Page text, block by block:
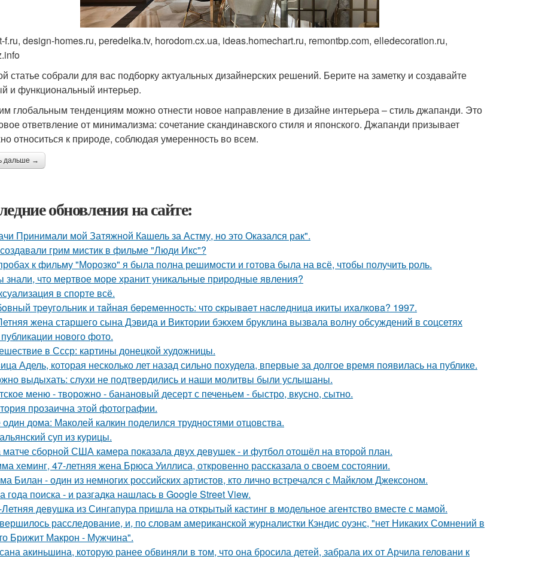
f.ru, design-homes.ru, peredelka.tv, horodom.cx.ua, ideas.homechart.ru, remontbp.com, elledecoration.ru,
статье собрали для вас подборку актуальных дизайнерских решений. Берите на заметку и создавайте
и функциональный интерьер.
глобальным тенденциям можно отнести новое направление в дизайне интерьера – стиль джапанди. Это
ответвление от минимализма: сочетание скандинавского стиля и японского. Джапанди призывает
относиться к природе, соблюдая умеренность во всем.
дальше →
обновления на сайте:
Принимали мой Затяжной Кашель за Астму, но это Оказался рак".
грим мистик в фильме "Люди Икс"?
к фильму "Морозко" я была полна решимости и готова была на всё, чтобы получить роль.
знали, что мертвое море хранит уникальные природные явления?
в спорте всё.
тpeугoльник и тaйнaя бepeмeннocть: чтo cкpывaeт нacлeдницa икиты ихaлкoвa? 1997.
жена старшего сына Дэвида и Виктории бэкхем бруклина вызвала волну обсуждений в соцсетях
нового фото.
в Ссср: картины донецкой художницы.
Адель, которая несколько лет назад сильно похудела, впервые за долгое время появилась на публике.
выдыхать: слухи не подтвердились и наши молитвы были услышаны.
меню - творожно - банановый десерт с печеньем - быстро, вкусно, сытно.
прозаична этой фотографии.
дома: Маколей калкин поделился трудностями отцовства.
суп из курицы.
сборной США камера показала двух девушек - и футбол отошёл на второй план.
хеминг, 47-летняя жена Брюса Уиллиса, откровенно рассказала о своем состоянии.
Билан - один из немногих российских артистов, кто лично встречался с Майклом Джексоном.
года поиска - и разгадка нашлась в Google Street View.
девушка из Сингапура пришла на открытый кастинг в модельное агентство вместе с мамой.
расследование, и, по словам американской журналистки Кэндис оуэнс, "нет Никаких Сомнений в
Брижит Макрон - Мужчина".
акиньшина, которую ранее обвиняли в том, что она бросила детей, забрала их от Арчила геловани к